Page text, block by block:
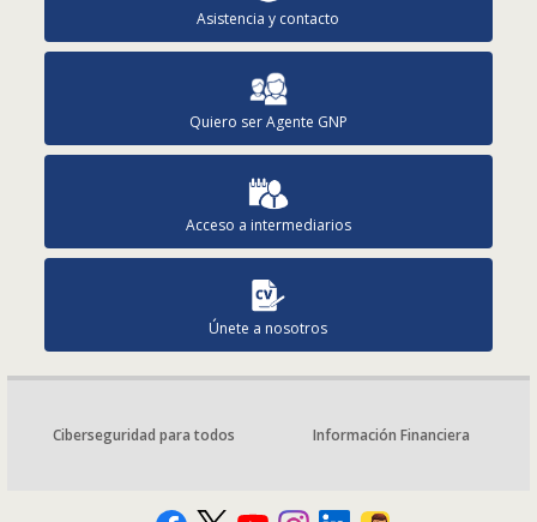
Asistencia y contacto
Quiero ser Agente GNP
Acceso a intermediarios
Únete a nosotros
Ciberseguridad para todos Información Financiera